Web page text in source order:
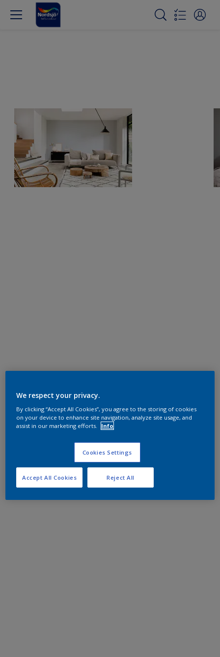
We respect your privacy.
By clicking “Accept All Cookies”, you agree to the storing of cookies
on your device to enhance site navigation, analyze site usage, and
assist in our marketing efforts.
Info
Cookies Settings
Reject All
Accept All Cookies